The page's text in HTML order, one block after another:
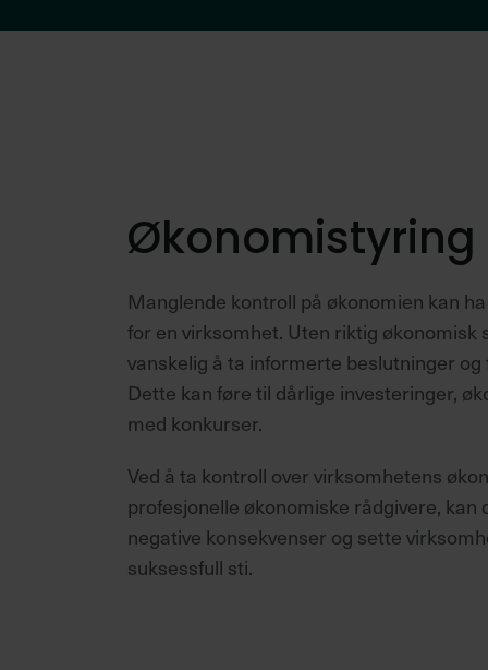
Økonomistyring
Manglende kontroll på økonomien kan
for en virksomhet. Uten riktig
vanskelig å ta informerte beslutninger
Dette kan føre til dårlige investeringer,
med konkurser.
Ved å ta kontroll over virksomhetens
profesjonelle økonomiske rådgivere,
negative konsekvenser og sette
suksessfull sti.